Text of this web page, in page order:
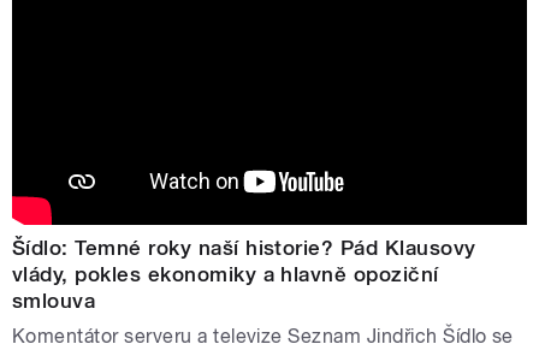
Šídlo: Temné roky naší historie? Pád Klausovy
vlády, pokles ekonomiky a hlavně opoziční
smlouva
Komentátor serveru a televize Seznam Jindřich Šídlo se